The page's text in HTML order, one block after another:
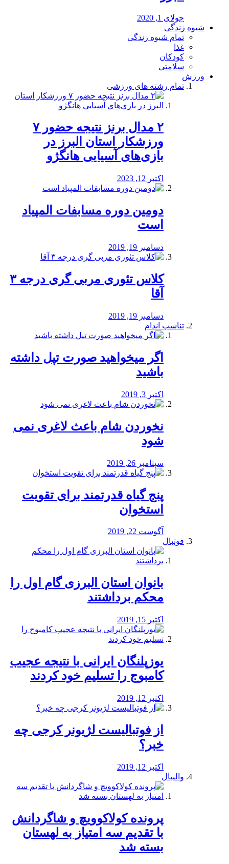
جولای 1, 2020
شیوه زندگی
تمام شیوه زندگی
غذا
کودکان
سلامتی
ورزش
تمام رشته های ورزشی
۲ مدال برنز نتیجه حضور ۷
ورزشکار استان البرز در
بازی‌های آسیایی هانگژو
اکتبر 12, 2023
دومین دوره مسابفات المپیاد
است
دسامبر 19, 2019
کلاس تئوری مربی گری درجه ۳
آقا
دسامبر 19, 2019
تناسب اندام
اگر میخواهید صورت تپل داشته
باشید
اکتبر 3, 2019
نخوردن شام باعث لاغری نمی
‌شود
سپتامبر 26, 2019
پنج گیاه قدرتمند برای تقویت
استخوان
آگوست 22, 2019
فوتبال
بانوان استان البرزی گام اول را
محكم برداشتند
اکتبر 15, 2019
یوزپلنگان ایرانی با نتیجه عجیب
کامبوج را تسلیم خود کردند
اکتبر 12, 2019
از فوتبالیست لژیونر کرجی چه
خبر؟
اکتبر 12, 2019
والیبال
پرونده کولاکوویچ و شاگردانش
با تقدیم سه امتیاز به لهستان
بسته شد